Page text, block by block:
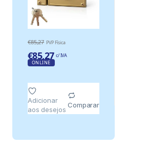
€85,27 PVP Física
€85,27 c/ IVA
ONLINE
Adicionar
aos desejos
Comparar